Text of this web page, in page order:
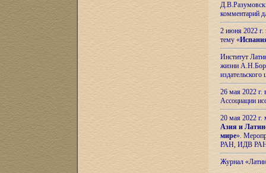
комментарий
2 июня 2022 г.
тему «
Институт
жизни
26 мая 2022
Ассоциации
20 мая 2022
Азия и
мире».
РАН, ИДВ
Журнал